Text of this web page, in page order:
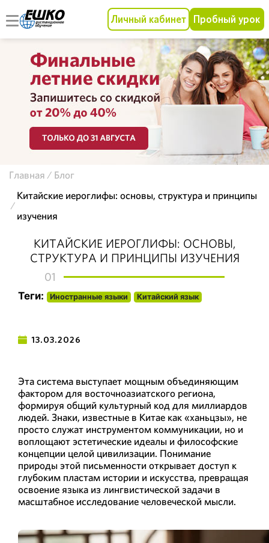
Личный кабинет Пробный урок
Главная
Блог
Китайские иероглифы: основы, структура и принципы
изучения
КИТАЙСКИЕ ИЕРОГЛИФЫ: ОСНОВЫ,
СТРУКТУРА И ПРИНЦИПЫ ИЗУЧЕНИЯ
01
Теги: Иностранные языки Китайский язык
13.03.2026
Эта система выступает мощным объединяющим
фактором для восточноазиатского региона,
формируя общий культурный код для миллиардов
людей. Знаки, известные в Китае как «ханьцзы», не
просто служат инструментом коммуникации, но и
воплощают эстетические идеалы и философские
концепции целой цивилизации. Понимание
природы этой письменности открывает доступ к
глубоким пластам истории и искусства, превращая
освоение языка из лингвистической задачи в
масштабное исследование человеческой мысли.